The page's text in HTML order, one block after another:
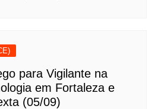
para Vigilante na
em Fortaleza e
(05/09)